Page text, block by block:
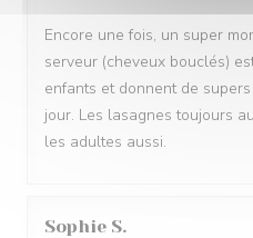
Encore une fois, un super
serveur (cheveux bouclés)
enfants et donnent de
jour. Les lasagnes toujours
les adultes aussi.
Sophie S